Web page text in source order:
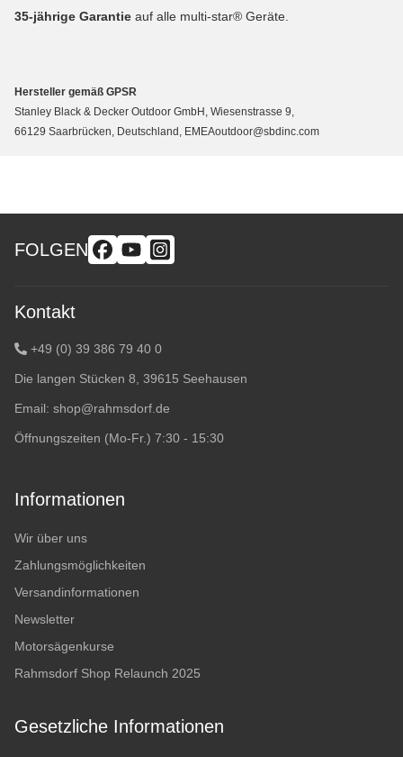
35-jährige Garantie auf alle multi-star® Geräte.
Hersteller gemäß GPSR
Stanley Black & Decker Outdoor GmbH, Wiesenstrasse 9,
66129 Saarbrücken, Deutschland, EMEAoutdoor@sbdinc.com
FOLGEN
Kontakt
+49 (0) 39 386 79 40 0
Die langen Stücken 8, 39615 Seehausen
Email: shop@rahmsdorf.de
Öffnungszeiten (Mo-Fr.) 7:30 - 15:30
Informationen
Wir über uns
Zahlungsmöglichkeiten
Versandinformationen
Newsletter
Motorsägenkurse
Rahmsdorf Shop Relaunch 2025
Gesetzliche Informationen